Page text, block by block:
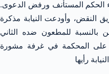
الحكم المستأنف ورفض الدعوى.
النقض، وأودعت النيابة مذكرة
بالنسبة للمطعون ضده الثاني
المحكمة في غرفة مشورة
رأيها